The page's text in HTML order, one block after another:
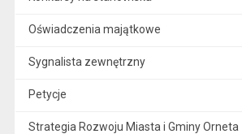
Oświadczenia majątkowe
Sygnalista zewnętrzny
Petycje
Strategia Rozwoju Miasta i Gminy Orneta